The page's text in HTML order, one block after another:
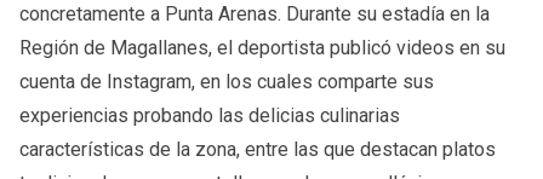
concretamente a Punta Arenas. Durante su estadía en la
Región de Magallanes, el deportista publicó videos en su
cuenta de Instagram, en los cuales comparte sus
experiencias probando las delicias culinarias
características de la zona, entre las que destacan platos